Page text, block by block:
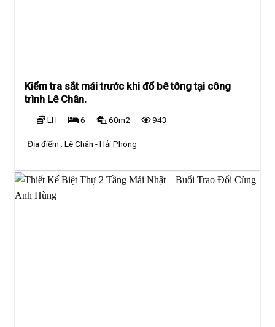
Kiểm tra sắt mái trước khi đổ bê tông tại công
trình Lê Chân.
LH 6 60m2 943
Địa điểm :Lê Chân - Hải Phòng